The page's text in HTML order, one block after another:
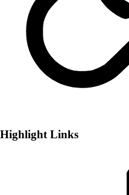
Highlight Links